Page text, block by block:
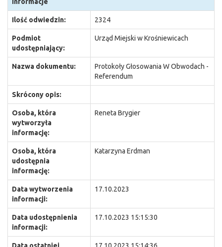
Ilość odwiedzin: 2324
Podmiot
udostępniający:
Urząd Miejski w Krośniewicach
Nazwa dokumentu:
Protokoły Głosowania W Obwodach -
Referendum
Skrócony opis:
Osoba, która
wytworzyła
informację:
Reneta Brygier
Osoba, która
udostępnia
informację:
Katarzyna Erdman
Data wytworzenia
informacji:
17.10.2023
Data udostępnienia
informacji:
17.10.2023 15:15:30